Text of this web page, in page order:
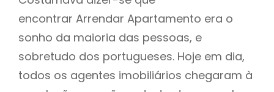
encontrar Arrendar Apartamento era o
sonho da maioria das pessoas, e
sobretudo dos portugueses. Hoje em dia,
todos os agentes imobiliários chegaram à